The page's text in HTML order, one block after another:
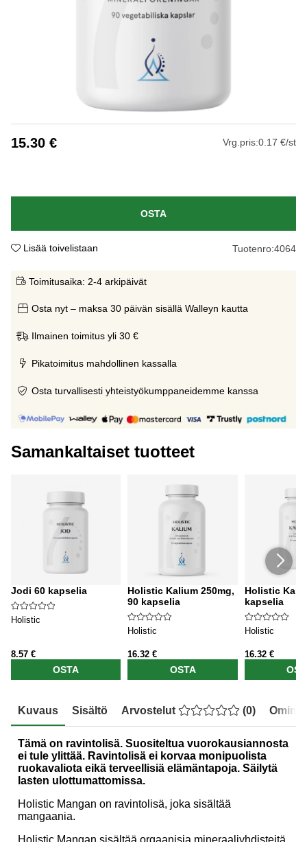
15.30 € Vrg.pris:0.17 €/st
OSTA
Lisää toivelistaan Tuotenro:4064
Toimitusaika: 2-4 arkipäivät
Osta nyt – maksa 30 päivän sisällä Walleyn kautta
Ilmainen toimitus yli 30 €
Pikatoimitus mahdollinen kassalla
Osta turvallisesti yhteistyökumppaneidemme kanssa
Samankaltaiset tuotteet
Jodi 60 kapselia
Holistic
8.57 €
OSTA
Holistic Kalium 250mg,
90 kapselia
Holistic
16.32 €
OSTA
Holistic
kapselia
Holistic
16.32 €
Kuvaus Sisältö Arvostelut (0)
Tämä on ravintolisä. Suositeltua vuorokausiannosta
ei tule ylittää. Ravintolisä ei korvaa monipuolista
ruokavaliota eikä terveellisiä elämäntapoja. Säilytä
lasten ulottumattomissa.
Holistic Mangan on ravintolisä, joka sisältää
mangaania.
Holistic Mangan sisältää orgaanisia mineraaliyhdisteitä,